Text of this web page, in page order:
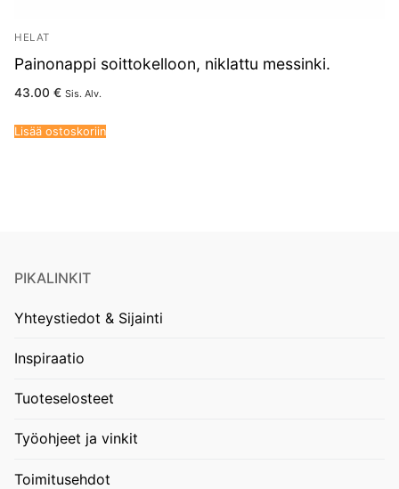
HELAT
Painonappi soittokelloon, niklattu messinki.
43.00 € Sis. Alv.
Lisää ostoskoriin
PIKALINKIT
Yhteystiedot & Sijainti
Inspiraatio
Tuoteselosteet
Työohjeet ja vinkit
Toimitusehdot